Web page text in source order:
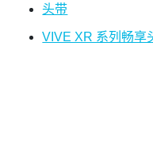
头带
VIVE XR 系列畅享